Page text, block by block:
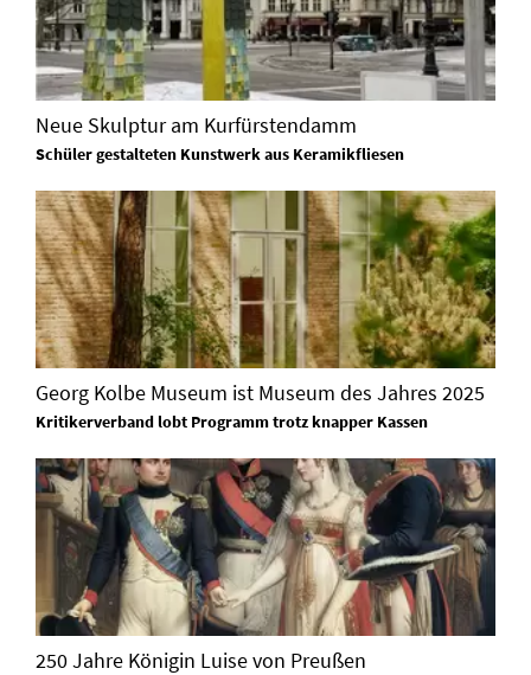
Neue Skulptur am Kurfürstendamm
Schüler gestalteten Kunstwerk aus Keramikfliesen
Georg Kolbe Museum ist Museum des Jahres 2025
Kritikerverband lobt Programm trotz knapper Kassen
250 Jahre Königin Luise von Preußen